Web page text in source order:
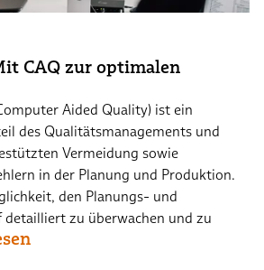
CAQ zur optimalen
Aided Quality) ist ein
des Qualitätsmanagements und
Vermeidung sowie
in der Planung und Produktion.
den Planungs- und
zu überwachen und zu